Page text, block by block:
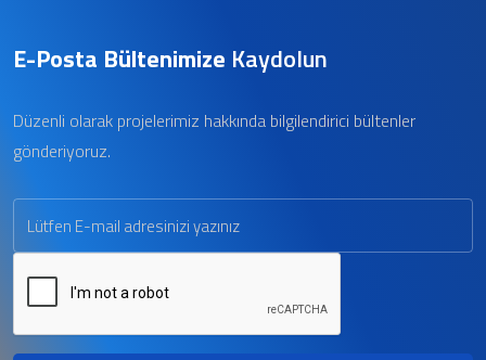
E-Posta Bültenimize Kaydolun
Düzenli olarak projelerimiz hakkında bilgilendirici bültenler
gönderiyoruz.